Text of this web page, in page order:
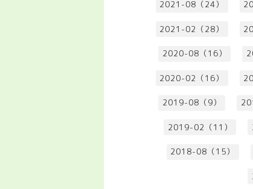
2021-08（24）
2021-02（28）
2020-08（16）
2020-02（16）
2019-08（9）
2019-02（11）
2018-08（15）